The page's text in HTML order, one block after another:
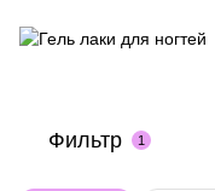
Фильтр 1